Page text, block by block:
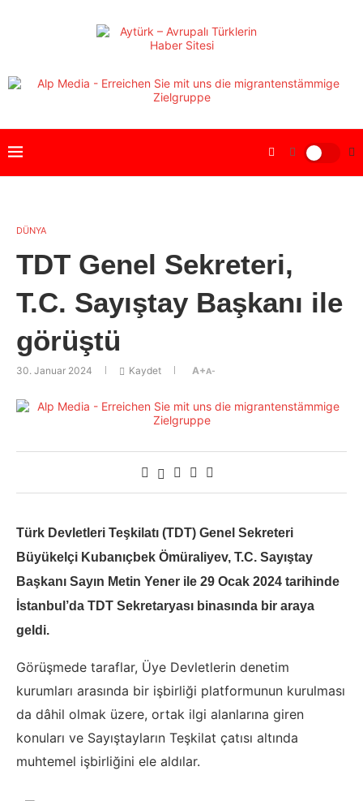
DÜNYA
TDT Genel Sekreteri,
T.C. Sayıştay Başkanı ile
görüştü
30. Januar 2024 Kaydet A+A-
Türk Devletleri Teşkilatı (TDT) Genel Sekreteri
Büyükelçi Kubanıçbek Ömüraliyev, T.C. Sayıştay
Başkanı Sayın Metin Yener ile 29 Ocak 2024 tarihinde
İstanbul’da TDT Sekretaryası binasında bir araya
geldi.
Görüşmede taraflar, Üye Devletlerin denetim
kurumları arasında bir işbirliği platformunun kurulması
da dâhil olmak üzere, ortak ilgi alanlarına giren
konuları ve Sayıştayların Teşkilat çatısı altında
muhtemel işbirliğini ele aldılar.